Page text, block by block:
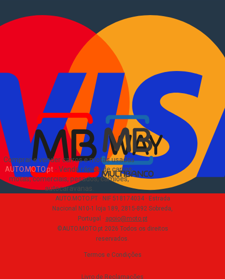
Comprar e vender carros e motas usadas
AUTO.MOTO.pt- Venda rápida de carros,
motas, comerciais, pesados, camiões,
autocaravanas
Comerciais usados
Vender comerciais
Informações
Como comprar e vender
Pacotes de anúncios
Verificar VIN e matrícula
Sitemap
EN
Sobre Nós
AUTO.MOTO.PT · NIF 518174034 · Estrada
Nacional N10-1 loja 189, 2815-892 Sobreda,
Portugal · apoio@moto.pt
©AUTO.MOTO.pt 2026 Todos os direitos
reservados.
Termos e Condições
Livro de Reclamações